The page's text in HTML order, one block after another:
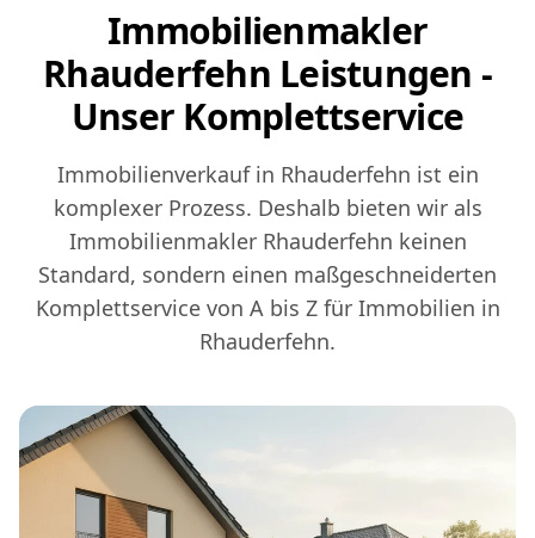
Immobilienmakler
Rhauderfehn Leistungen -
Unser Komplettservice
Immobilienverkauf in Rhauderfehn ist ein
komplexer Prozess. Deshalb bieten wir als
Immobilienmakler Rhauderfehn keinen
Standard, sondern einen maßgeschneiderten
Komplettservice von A bis Z für Immobilien in
Rhauderfehn.